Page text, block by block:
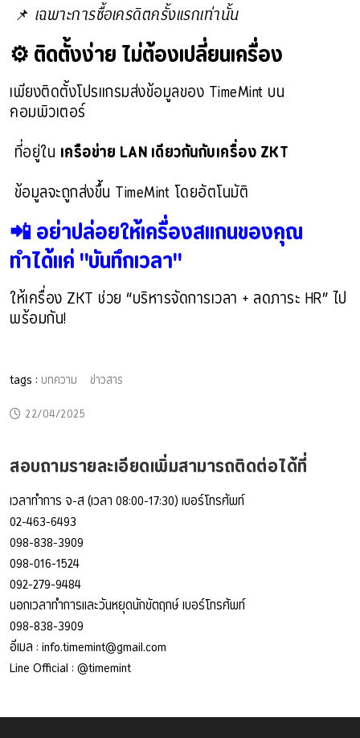
📌 เฉพาะการซื้อเครดิตครั้งแรกเท่านั้น
⚙️ ติดตั้งง่าย ไม่ต้องเปลี่ยนเครื่อง
เพียงติดตั้งโปรแกรมส่งข้อมูลของ TimeMint บน
คอมพิวเตอร์
ที่อยู่ใน
ข้อมูลจะถูกส่งขึ้น TimeMint โดยอัตโนมัติ
📲 อย่าปล่อยให้เครื่องสแกนของคุณ
ทำได้แค่ "บันทึกเวลา"
ให้เครื่อง ZKT ช่วย “บริหารจัดการเวลา + ลดภาระ HR” ไป
พร้อมกัน!
tags : บทความ
ข่าวสาร
22/04/2025
สอบถามรายละเอียดเพิ่มสามารถติดต่อได้ที่
เวลาทำการ จ-ส (เวลา 08:00-17:30) เบอร์โทรศัพท์
02-463-6493
098-838-3909
098-016-1524
092-279-9484
นอกเวลาทำการและวันหยุดนักขัตฤกษ์ เบอร์โทรศัพท์
098-838-3909
อีเมล :info.timemint@gmail.com
Line Official :@timemint